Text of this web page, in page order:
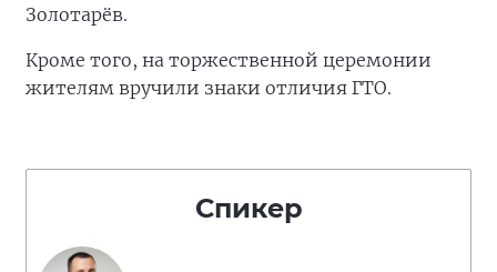
Золотарёв.
Кроме того, на торжественной церемонии
жителям вручили знаки отличия ГТО.
Спикер